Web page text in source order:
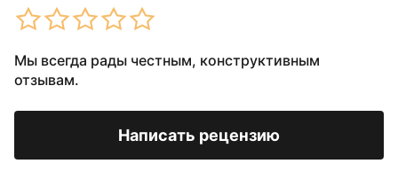
Мы всегда рады честным, конструктивным
отзывам.
Написать рецензию